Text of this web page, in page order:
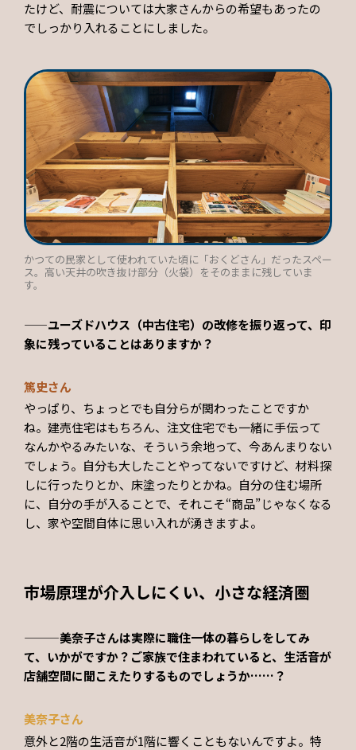
たけど、耐震については大家さんからの希望もあったの
でしっかり入れることにしました。
かつての民家として使われていた頃に「おくどさん」だったスペー
ス。高い天井の吹き抜け部分（火袋）をそのままに残していま
す。
——ユーズドハウス（中古住宅）の改修を振り返って、印
象に残っていることはありますか？
篤史さん
やっぱり、ちょっとでも自分らが関わったことですか
ね。建売住宅はもちろん、注文住宅でも一緒に手伝って
なんかやるみたいな、そういう余地って、今あんまりない
でしょう。自分も大したことやってないですけど、材料探
しに行ったりとか、床塗ったりとかね。自分の住む場所
に、自分の手が入ることで、それこそ“商品”じゃなくなる
し、家や空間自体に思い入れが湧きますよ。
市場原理が介入しにくい、小さな経済圏
———美奈子さんは実際に職住一体の暮らしをしてみ
て、いかがですか？ご家族で住まわれていると、生活音が
店舗空間に聞こえたりするものでしょうか……？
美奈子さん
意外と2階の生活音が1階に響くこともないんですよ。特